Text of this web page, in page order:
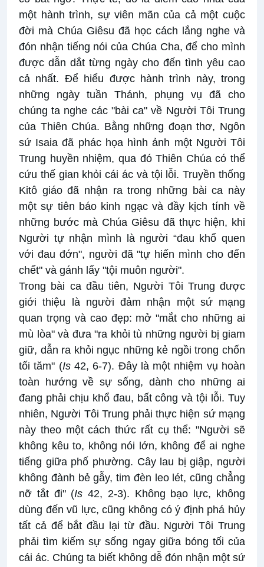
một hành trình, sự viên mãn của cả một cuộc
đời mà Chúa Giêsu đã học cách lắng nghe và
đón nhận tiếng nói của Chúa Cha, để cho mình
được dẫn dắt từng ngày cho đến tình yêu cao
cả nhất. Để hiểu được hành trình này, trong
những ngày tuần Thánh, phụng vụ đã cho
chúng ta nghe các "bài ca" về Người Tôi Trung
của Thiên Chúa. Bằng những đoạn thơ, Ngôn
sứ Isaia đã phác họa hình ảnh một Người Tôi
Trung huyền nhiệm, qua đó Thiên Chúa có thể
cứu thế gian khỏi cái ác và tội lỗi. Truyền thống
Kitô giáo đã nhận ra trong những bài ca này
một sự tiên báo kinh ngạc và đầy kịch tính về
những bước mà Chúa Giêsu đã thực hiện, khi
Người tự nhận mình là người “đau khổ quen
với đau đớn", người đã "tự hiến mình cho đến
chết" và gánh lấy "tội muôn người".
Trong bài ca đầu tiên, Người Tôi Trung được
giới thiệu là người đảm nhận một sứ mạng
quan trọng và cao đẹp: mở "mắt cho những ai
mù lòa" và đưa "ra khỏi tù những người bị giam
giữ, dẫn ra khỏi ngục những kẻ ngồi trong chốn
tối tăm" (Is 42, 6-7). Đây là một nhiệm vụ hoàn
toàn hướng về sự sống, dành cho những ai
đang phải chịu khổ đau, bất công và tội lỗi. Tuy
nhiên, Người Tôi Trung phải thực hiện sứ mạng
này theo một cách thức rất cụ thể: "Người sẽ
không kêu to, không nói lớn, không để ai nghe
tiếng giữa phố phường. Cây lau bị giập, người
không đành bẻ gẫy, tim đèn leo lét, cũng chẳng
nỡ tắt đi" (Is 42, 2-3). Không bạo lực, không
dùng đến vũ lực, cũng không có ý định phá hủy
tất cả để bắt đầu lại từ đầu. Người Tôi Trung
phải tìm kiếm sự sống ngay giữa bóng tối của
cái ác. Chúng ta biết không dễ đón nhận một sứ